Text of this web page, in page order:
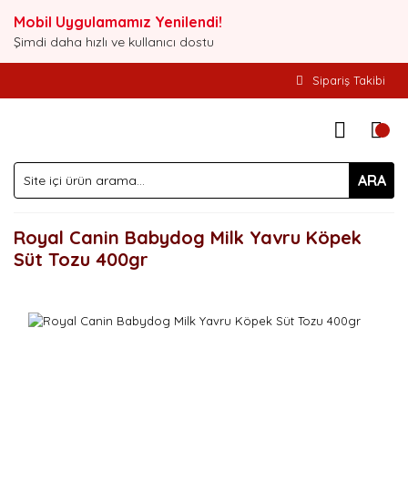
Mobil Uygulamamız Yenilendi!
Şimdi daha hızlı ve kullanıcı dostu
Sipariş Takibi
ARA
Royal Canin Babydog Milk Yavru Köpek
Süt Tozu 400gr